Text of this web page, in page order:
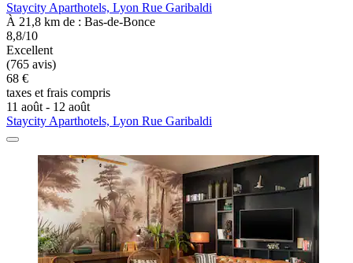
Staycity Aparthotels, Lyon Rue Garibaldi
À 21,8 km de : Bas-de-Bonce
8,8/10
Excellent
(765 avis)
68 €
taxes et frais compris
11 août - 12 août
Staycity Aparthotels, Lyon Rue Garibaldi